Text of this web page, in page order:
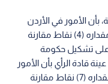
بأن الأمور في الأردن
تسير في الاتجاه الصحيح، مسجلة ارتفاعا مقداره (4) نقاط مقارنة
الذي أجري بعد مرور 100 يوم على تشكيل حكومة
(41%) من أفراد عينة قادة الرأي بأن الأمور
تسير في الاتجاه الصحيح مسجلة ارتفاعا مقداره (7) نقاط مقارنة